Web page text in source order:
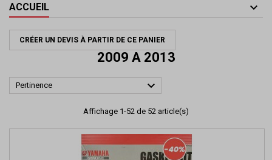
ACCUEIL
CRÉER UN DEVIS À PARTIR DE CE PANIER
2009 A 2013
Pertinence 
Affichage 1-52 de 52 article(s)